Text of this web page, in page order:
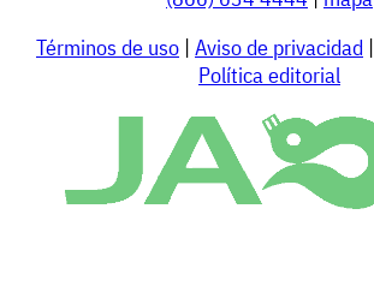
Términos de uso | Aviso de privacidad |
Política editorial